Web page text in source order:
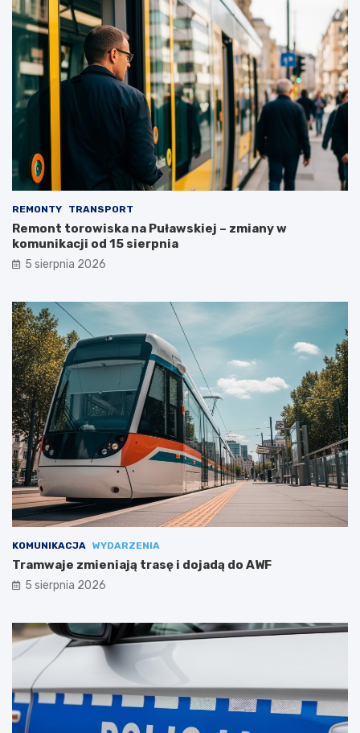
REMONTY TRANSPORT
Remont torowiska na Puławskiej – zmiany w
komunikacji od 15 sierpnia
5 sierpnia 2026
KOMUNIKACJA WYDARZENIA
Tramwaje zmieniają trasę i dojadą do AWF
5 sierpnia 2026